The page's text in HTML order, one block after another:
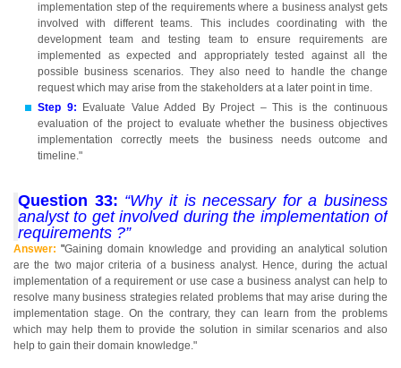
implementation step of the requirements where a business analyst gets
involved with different teams. This includes coordinating with the
development team and testing team to ensure requirements are
implemented as expected and appropriately tested against all the
possible business scenarios. They also need to handle the change
request which may arise from the stakeholders at a later point in time.
Step 9: Evaluate Value Added By Project – This is the continuous
evaluation of the project to evaluate whether the business objectives
implementation correctly meets the business needs outcome and
timeline."
Question 33: “Why it is necessary for a business
analyst to get involved during the implementation of
requirements ?”
Answer:"Gaining domain knowledge and providing an analytical solution
are the two major criteria of a business analyst. Hence, during the actual
implementation of a requirement or use case a business analyst can help to
resolve many business strategies related problems that may arise during the
implementation stage. On the contrary, they can learn from the problems
which may help them to provide the solution in similar scenarios and also
help to gain their domain knowledge."